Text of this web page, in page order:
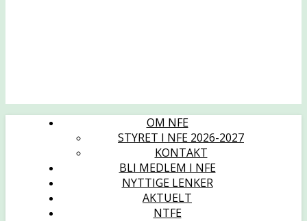
OM NFE
STYRET I NFE 2026-2027
KONTAKT
BLI MEDLEM I NFE
NYTTIGE LENKER
AKTUELT
NTFE